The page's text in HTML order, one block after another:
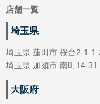
店舗一覧
埼玉県
埼玉県 蓮田市 桜台2-1-1
埼玉県 加須市 南町14-31
大阪府